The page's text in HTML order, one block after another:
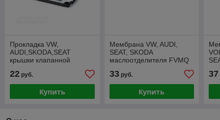
Прокладка VW,
AUDI,SKODA,SEAT
крышки клапанной
силикон ЧЕРНЫЙ 1шт в
пакете Оригинал+
22 руб.
Купить
Мембрана VW, AUDI,
SEAT, SKODA
маслоотделителя FVMQ
33руб.
Купить
37